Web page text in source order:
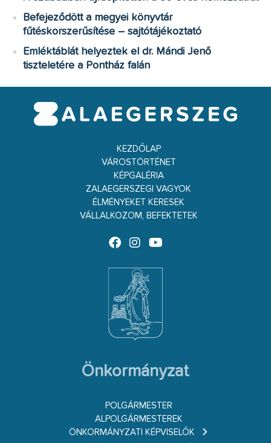
Befejeződött a megyei könyvtár
fűtéskorszerűsítése – sajtótájékoztató
Emléktáblát helyeztek el dr. Mándi Jenő
tiszteletére a Pontház falán
KEZDŐLAP
VÁROSTÖRTÉNET
KÉPGALÉRIA
ZALAEGERSZEGI VAGYOK
ÉLMÉNYEKET KERESEK
VÁLLALKOZOM, BEFEKTETEK
Önkormányzat
POLGÁRMESTER
ALPOLGÁRMESTEREK
ÖNKORMÁNYZATI KÉPVISELŐK